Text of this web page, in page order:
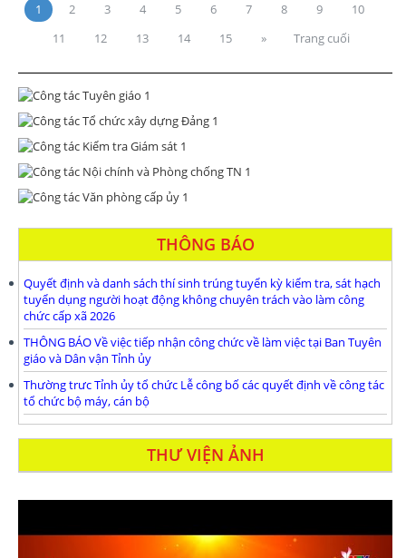
1 2 3 4 5 6 7 8 9
10
11
12 13 14 15 » Trang cuối
THÔNG BÁO
Quyết định và danh sách thí sinh trúng tuyển kỳ kiểm tra, sát hạch
tuyển dụng người hoạt động không chuyên trách vào làm công
chức cấp xã 2026
THÔNG BÁO Về việc tiếp nhận công chức về làm việc tại Ban Tuyên
giáo và Dân vận Tỉnh ủy
Thường trưc Tỉnh ủy tổ chức Lễ công bố các quyết định về công tác
tổ chức bộ máy, cán bộ
THƯ VIỆN ẢNH